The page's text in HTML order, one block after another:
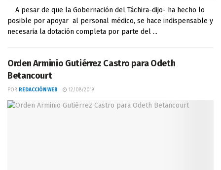
A pesar de que la Gobernación del Táchira-dijo- ha hecho lo
posible por apoyar al personal médico, se hace indispensable y
necesaria la dotación completa por parte del ...
Orden Arminio Gutiérrez Castro para Odeth
Betancourt
POR REDACCIÓN WEB 12/08/2019